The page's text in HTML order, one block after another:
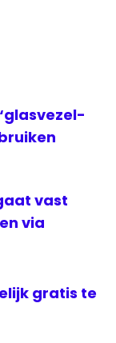
vast
via
gratis te